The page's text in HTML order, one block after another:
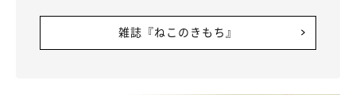
雑誌『ねこのきもち』